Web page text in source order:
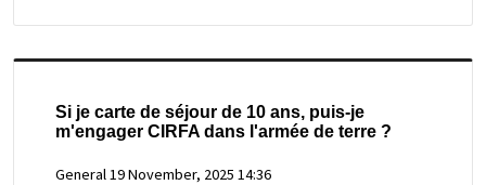
Si je carte de séjour de 10 ans, puis-je
m'engager CIRFA dans l'armée de terre ?
General19 November, 2025 14:36